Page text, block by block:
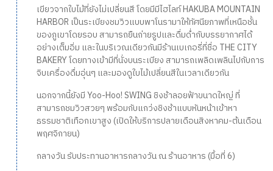
เขียวจากใบไม้ที่ยังไม่เปลี่ยนสี โดยมีมีไฮไลท์ HAKUBA MOUNTAIN
HARBOR เป็นระเบียงชมวิวแบบพาโนรามาให้ทัศนียภาพที่เหนือชั้น
ของภูเขาโดยรอบ สามารถยืนถ่ายรูปและดื่มด่ำกับบรรยากาศได้
อย่างเต็มอิ่ม และในบริเวณเดียวกันมีร้านเบเกอรี่ที่ชื่อ THE CITY
BAKERY โดยทางเข้ามีที่นั่งบนระเบียง สามารถเพลิดเพลินไปกับการ
จิบเครื่องดื่มอุ่นๆ และมองดูใบไม้เปลี่ยนสีในเวลาเดียวกัน
นอกจากนี้ยังมี Yoo-Hoo! SWING ชิงช้าลอยฟ้าขนาดใหญ่ ที่
สามารถชมวิวสวยๆ พร้อมกับแกว่งชิงช้าแบบหันหน้าเข้าหา
ธรรมชาติเทือกเขาสูง (เปิดให้บริการปลายเดือนสิงหาคม-ต้นเดือน
พฤศจิกายน)
กลางวัน รับประทานอาหารกลางวัน ณ ร้านอาหาร (มื้อที่ 6)